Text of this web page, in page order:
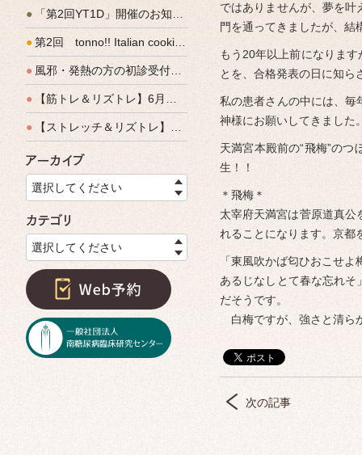
● 「第2回YT1D」開催のお知らせ
●第2回 tonno!! Italian cooking 開催しました
● 風邪・発熱の方の初診受付（発熱外来）、始めます
● 【筋トレ＆リズトレ】6月特別運動教室開催のご案内
● 【ストレッチ＆リズトレ】特別運動教室開催のご案内
アーカイブ
選択してください
カテゴリ
選択してください
ではありませんが、夢を
門を通ってきましたが、
もう20年以上前になりま
とを、合格発表の日に知
私の患者さんの中には、毎
神様にお願いしてきまし
天満宮本殿前の“飛梅”の
生！！
＊飛梅＊
太宰府天満宮は菅原道真
れることになります。京
「東風吹かば匂ひおこせよ
あるじなしとて春な忘れ
だそうです。
白梅ですが、強さと清ら
次の記事